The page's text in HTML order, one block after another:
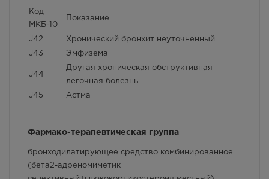
Способ применения и дозы
Фармакологические свойства
Взаимодействие с другими лекарственными
препаратами и другие виды взаимодействия
Код
МКБ-10
Показание
J42 Хронический бронхит неуточненный
J43 Эмфизема
J44
Другая хроническая обструктивная
легочная болезнь
J45 Астма
Фармако-терапевтическая группа
бронходилатирующее средство комбинированное
(бета2-адреномиметик